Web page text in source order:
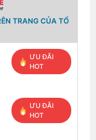
TRANG CỦA TỔ
ƯU ĐÃI
HOT
ƯU ĐÃI
HOT